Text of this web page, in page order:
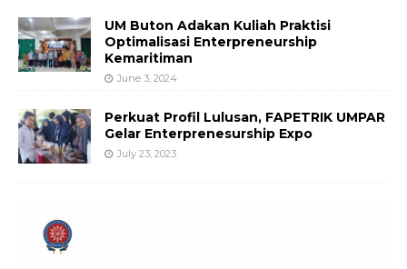
UM Buton Adakan Kuliah Praktisi
Optimalisasi Enterpreneurship
Kemaritiman
June 3, 2024
Perkuat Profil Lulusan, FAPETRIK UMPAR
Gelar Enterprenesurship Expo
July 23, 2023